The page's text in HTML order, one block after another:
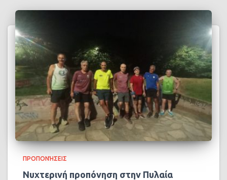
ΠΡΟΠΟΝΉΣΕΙΣ
Νυχτερινή προπόνηση στην Πυλαία